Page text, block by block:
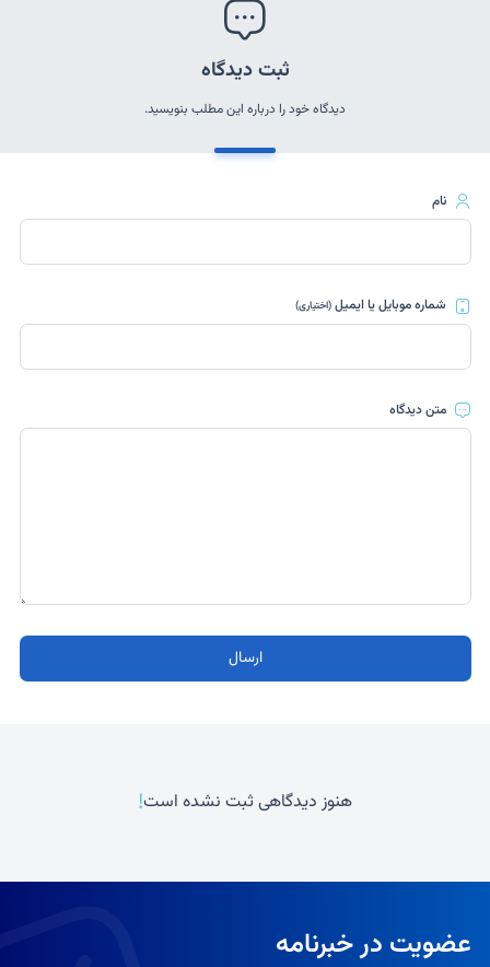
ثبت دیدگاه
دیدگاه خود را درباره این مطلب بنویسید.
نام
شماره موبایل یا ایمیل(اختیاری)
متن دیدگاه
ارسال
هنوز دیدگاهی ثبت نشده است!
عضویت در خبرنامه